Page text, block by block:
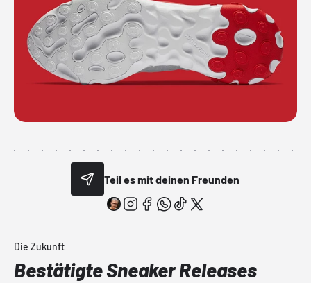
Teil es mit deinen Freunden
Die Zukunft
Bestätigte Sneaker Releases